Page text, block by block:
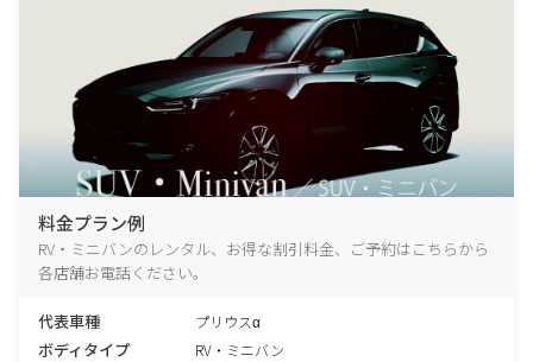
料金プラン例
RV・ミニバンのレンタル、お得な割引料金、ご予約はこちらから
各店舗お電話ください。
代表車種 プリウスα
ボディタイプ RV・ミニバン